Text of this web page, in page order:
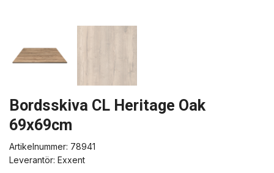
Bordsskiva CL Heritage Oak
69x69cm
Artikelnummer: 78941
Leverantör: Exxent